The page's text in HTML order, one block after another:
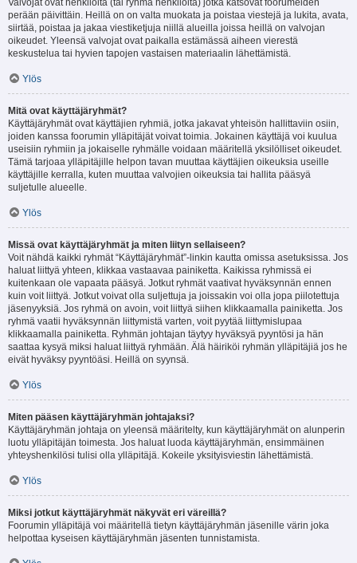
Valvojat ovat henkilöitä (tai ryhmä henkilöitä) jotka katsovat foorumeiden
perään päivittäin. Heillä on on valta muokata ja poistaa viestejä ja lukita, avata,
siirtää, poistaa ja jakaa viestiketjuja niillä alueilla joissa heillä on valvojan
oikeudet. Yleensä valvojat ovat paikalla estämässä aiheen vierestä
keskustelua tai hyvien tapojen vastaisen materiaalin lähettämistä.
Ylös
Mitä ovat käyttäjäryhmät?
Käyttäjäryhmät ovat käyttäjien ryhmiä, jotka jakavat yhteisön hallittaviin osiin,
joiden kanssa foorumin ylläpitäjät voivat toimia. Jokainen käyttäjä voi kuulua
useisiin ryhmiin ja jokaiselle ryhmälle voidaan määritellä yksilölliset oikeudet.
Tämä tarjoaa ylläpitäjille helpon tavan muuttaa käyttäjien oikeuksia useille
käyttäjille kerralla, kuten muuttaa valvojien oikeuksia tai hallita pääsyä
suljetulle alueelle.
Ylös
Missä ovat käyttäjäryhmät ja miten liityn sellaiseen?
Voit nähdä kaikki ryhmät “Käyttäjäryhmät”-linkin kautta omissa asetuksissa. Jos
haluat liittyä yhteen, klikkaa vastaavaa painiketta. Kaikissa ryhmissä ei
kuitenkaan ole vapaata pääsyä. Jotkut ryhmät vaativat hyväksynnän ennen
kuin voit liittyä. Jotkut voivat olla suljettuja ja joissakin voi olla jopa piilotettuja
jäsenyyksiä. Jos ryhmä on avoin, voit liittyä siihen klikkaamalla painiketta. Jos
ryhmä vaatii hyväksynnän liittymistä varten, voit pyytää liittymislupaa
klikkaamalla painiketta. Ryhmän johtajan täytyy hyväksyä pyyntösi ja hän
saattaa kysyä miksi haluat liittyä ryhmään. Älä häiriköi ryhmän ylläpitäjiä jos he
eivät hyväksy pyyntöäsi. Heillä on syynsä.
Ylös
Miten pääsen käyttäjäryhmän johtajaksi?
Käyttäjäryhmän johtaja on yleensä määritelty, kun käyttäjäryhmät on alunperin
luotu ylläpitäjän toimesta. Jos haluat luoda käyttäjäryhmän, ensimmäinen
yhteyshenkilösi tulisi olla ylläpitäjä. Kokeile yksityisviestin lähettämistä.
Ylös
Miksi jotkut käyttäjäryhmät näkyvät eri väreillä?
Foorumin ylläpitäjä voi määritellä tietyn käyttäjäryhmän jäsenille värin joka
helpottaa kyseisen käyttäjäryhmän jäsenten tunnistamista.